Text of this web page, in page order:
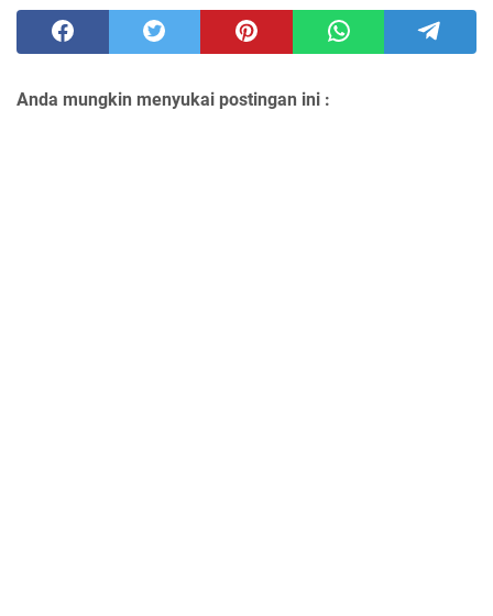
Anda mungkin menyukai postingan ini :